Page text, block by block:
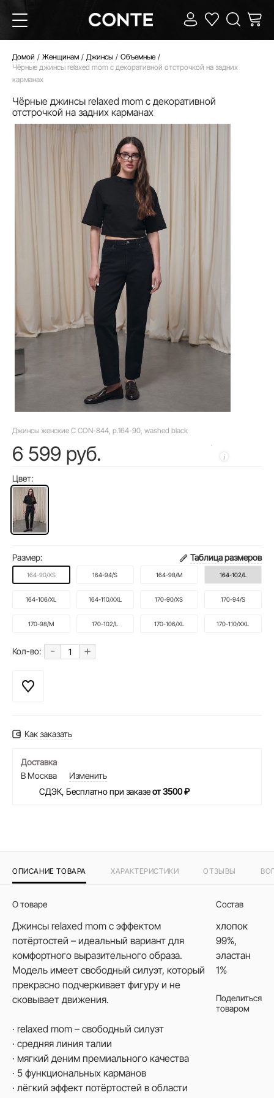
Домой Женщинам Джинсы
Объемные
Чёрные джинсы relaxed mom с декоративной отстрочкой на задних
карманах
Чёрные джинсы relaxed mom с декоративной
отстрочкой на задних карманах
Джинсы женские C CON-844, р.164-90, washed black
6 599 руб.
Цвет:
Размер: Таблица размеров
164-90/XS 164-94/S 164-98/M 164-102/L
164-106/XL 164-110/XXL 170-90/XS 170-94/S
170-98/M 170-102/L 170-106/XL 170-110/XXL
Кол-во: - +
Как заказать
Доставка
В Москва
Изменить
СДЭК, Бесплатно при заказеот 3500 ₽
ОПИСАНИЕ ТОВАРА ХАРАКТЕРИСТИКИ ОТЗЫВЫ
О товаре
Джинсы relaxed mom с эффектом
потёртостей – идеальный вариант для
комфортного выразительного образа.
Модель имеет свободный силуэт, который
прекрасно подчеркивает фигуру и не
сковывает движения.
· relaxed mom – свободный силуэт
· средняя линия талии
· мягкий деним премиального качества
· 5 функциональных карманов
· лёгкий эффект потёртостей в области
Состав
хлопок
99%,
эластан
1%
Поделиться
товаром